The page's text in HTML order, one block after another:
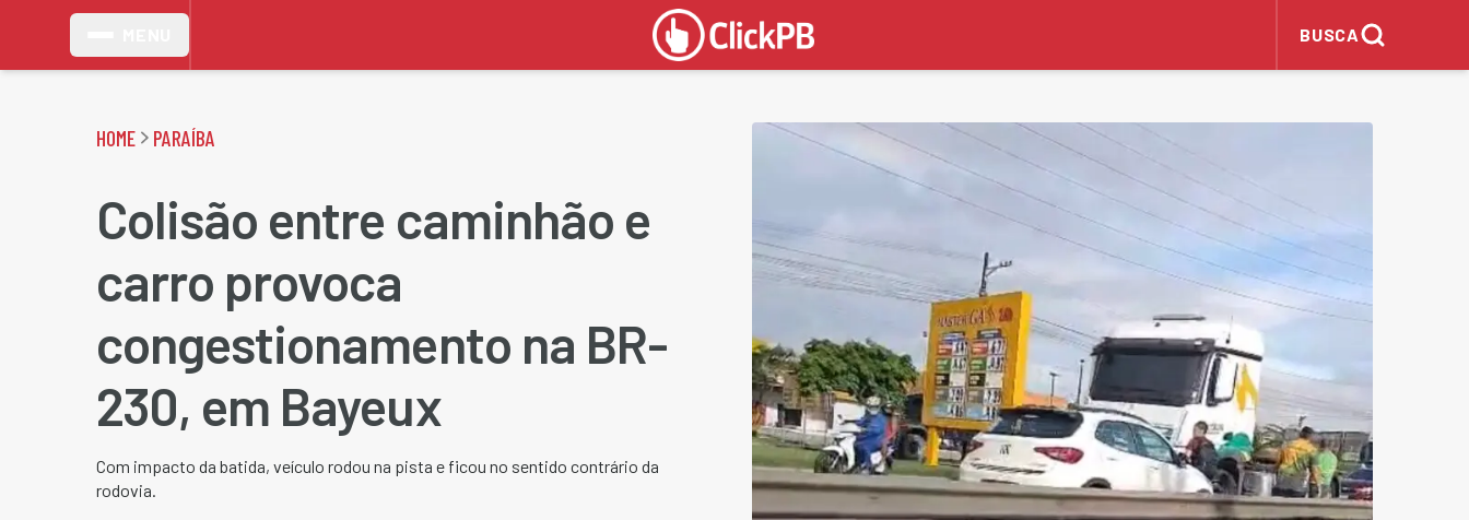
BUSCA
HOME PARAÍBA
Colisão entre caminhão e
carro provoca
congestionamento na BR-
230, em Bayeux
Com impacto da batida, veículo rodou na pista e ficou no sentido contrário da
rodovia.